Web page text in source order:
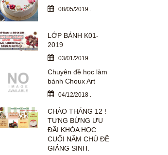
08/05/2019
LỚP BÁNH K01-
2019
03/01/2019 .
Chuyên đề học làm
bánh Choux Art
04/12/2018.
CHÀO THÁNG 12 !
TƯNG BỪNG ƯU
ĐÃI KHÓA HỌC
CUỐI NĂM CHỦ ĐỀ
GIÁNG SINH.